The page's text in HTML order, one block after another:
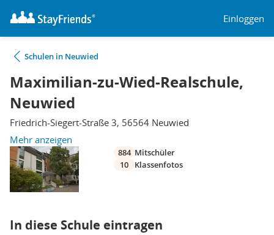
Einloggen
Schulen in Neuwied
Maximilian-zu-Wied-Realschule,
Neuwied
Friedrich-Siegert-Straße 3, 56564 Neuwied
Mehr anzeigen
884 Mitschüler
10
Klassenfotos
In diese Schule eintragen